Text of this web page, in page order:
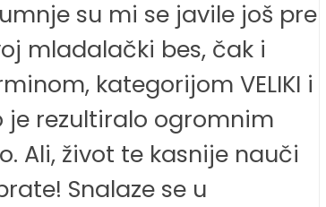
su mi se javile još pre
mladalački bes, čak i
kategorijom VELIKI i
je rezultiralo ogromnim
Ali, život te kasnije nauči
Snalaze se u